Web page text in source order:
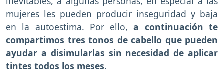
mujeres les pueden producir inseguridad y baja
en la autoestima. Por ello,a continuación te
compartimos tres tonos de cabello que pueden
ayudar a disimularlas sin necesidad de aplicar
tintes todos los meses.